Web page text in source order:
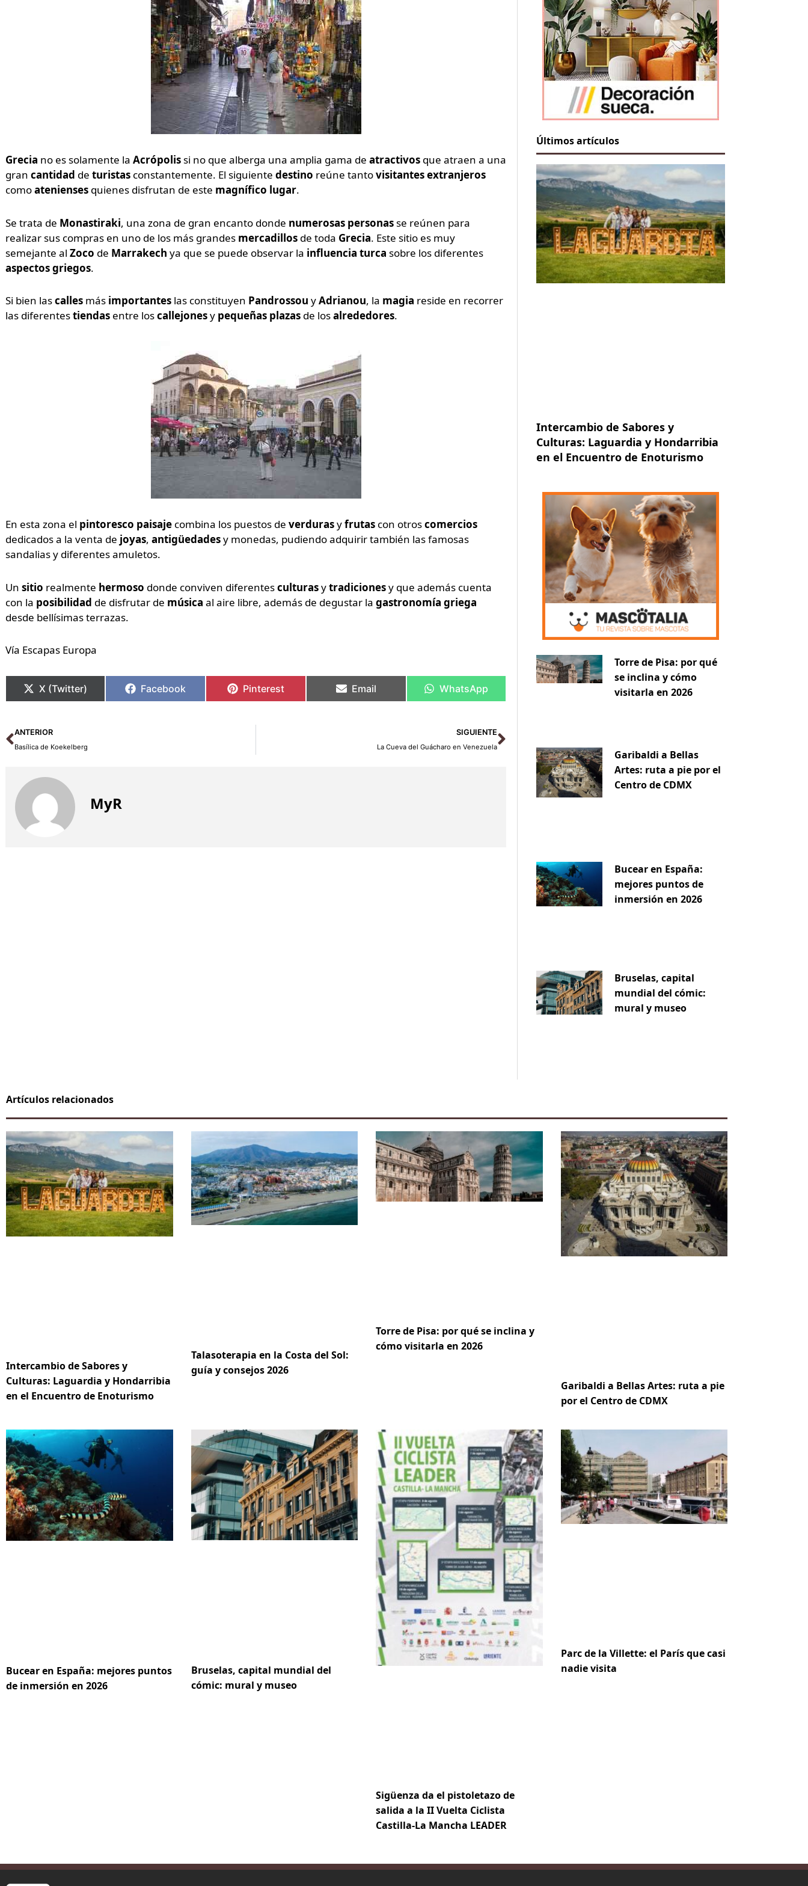
Grecia no es solamente la Acrópolissi no que alberga una amplia gama de atractivos que atraen a una
gran cantidad de turistas constantemente. El siguiente destino reúne tantovisitantes extranjeros
comoatenienses quienes disfrutan de este magnífico lugar.
Se trata de Monastiraki, una zona de gran encanto donde numerosas personasse reúnen para
realizar sus compras en uno de los más grandes mercadillos de toda Grecia. Este sitio es muy
semejante al Zoco de Marrakech ya que se puede observar la influencia turca sobre los diferentes
aspectos griegos.
Si bien lascalles más importantes las constituyen Pandrossou yAdrianou, la magia reside en recorrer
las diferentestiendas entre loscallejonesy pequeñas plazas de losalrededores.
En esta zona el pintoresco paisaje combina los puestos de verdurasyfrutas con otroscomercios
dedicados a la venta de joyas, antigüedadesy monedas, pudiendo adquirir también las famosas
sandalias y diferentes amuletos.
Un sitio realmente hermoso donde conviven diferentesculturasytradicionesy que además cuenta
con la posibilidad de disfrutar de música al aire libre, además de degustar la gastronomía griega
desde bellísimas terrazas.
Vía Escapas Europa
X (Twitter) Facebook Pinterest Email WhatsApp
Ant
ANTERIOR
Basílica de Koekelberg
SIGUIENTE
La Cueva del Guácharo en Venezuela
Siguiente
MyR
Últimos artículos
Intercambio de Sabores y
Culturas: Laguardia y Hondarribia
en el Encuentro de Enoturismo
Torre de Pisa: por qué
se inclina y cómo
visitarla en 2026
Garibaldi a Bellas
Artes: ruta a pie por el
Centro de CDMX
Bucear en España:
mejores puntos de
inmersión en 2026
Bruselas, capital
mundial del cómic:
mural y museo
Artículos relacionados
Intercambio de Sabores y
Culturas: Laguardia y Hondarribia
en el Encuentro de Enoturismo
Talasoterapia en la Costa del Sol:
guía y consejos 2026
Torre de Pisa: por qué se inclina y
cómo visitarla en 2026
Garibaldi a Bellas Artes: ruta a pie
por el Centro de CDMX
Bucear en España: mejores puntos
de inmersión en 2026
Bruselas, capital mundial del
cómic: mural y museo
Sigüenza da el pistoletazo de
salida a la II Vuelta Ciclista
Castilla-La Mancha LEADER
Parc de la Villette: el París que casi
nadie visita